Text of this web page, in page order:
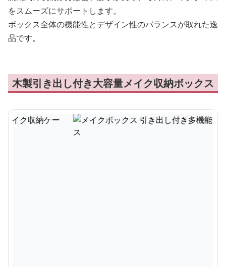
をスムーズにサポートします。
ボックス全体の機能性とデザイン性のバランスが取れた逸
品です。
木製引き出し付き大容量メイク収納ボックス